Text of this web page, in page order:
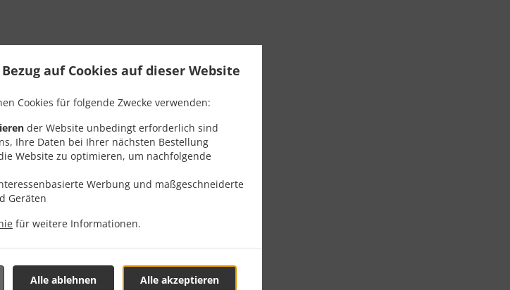
auf Cookies auf dieser Website
Cookies für folgende Zwecke verwenden:
der Website unbedingt erforderlich sind
Ihre Daten bei Ihrer nächsten Bestellung
Website zu optimieren, um nachfolgende
Werbung und maßgeschneiderte
Geräten
für weitere Informationen.
Alle akzeptieren
Alle ablehnen